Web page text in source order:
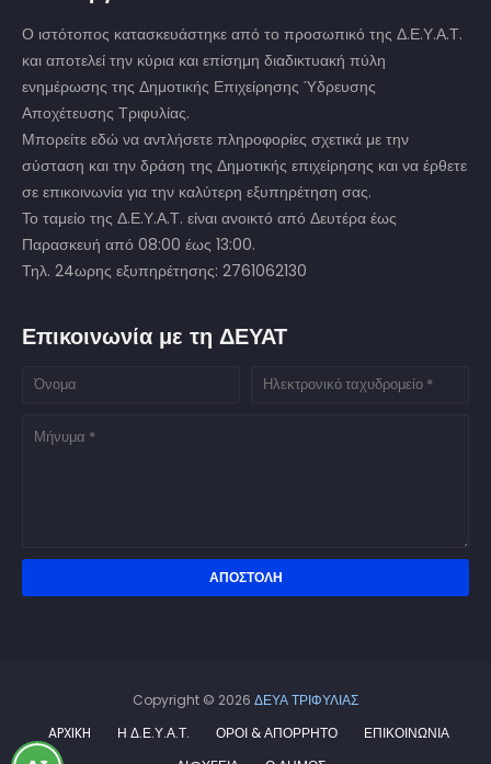
Ο ιστότοπος κατασκευάστηκε από το προσωπικό της Δ.Ε.Υ.Α.Τ.
και αποτελεί την κύρια και επίσημη διαδικτυακή πύλη
ενημέρωσης της Δημοτικής Επιχείρησης Ύδρευσης
Αποχέτευσης Τριφυλίας.
Μπορείτε εδώ να αντλήσετε πληροφορίες σχετικά με την
σύσταση και την δράση της Δημοτικής επιχείρησης και να έρθετε
σε επικοινωνία για την καλύτερη εξυπηρέτηση σας.
Το ταμείο της Δ.Ε.Υ.Α.Τ. είναι ανοικτό από Δευτέρα έως
Παρασκευή από 08:00 έως 13:00.
Τηλ. 24ωρης εξυπηρέτησης: 2761062130
Επικοινωνία με τη ΔΕΥΑΤ
Copyright © 2026 ΔΕΥΑ ΤΡΙΦΥΛΙΑΣ
APXIKH
Η Δ.Ε.Υ.Α.Τ. ΟΡΟΙ & ΑΠΟΡΡΗΤΟ
ΕΠΙΚΟΙΝΩΝΙΑ